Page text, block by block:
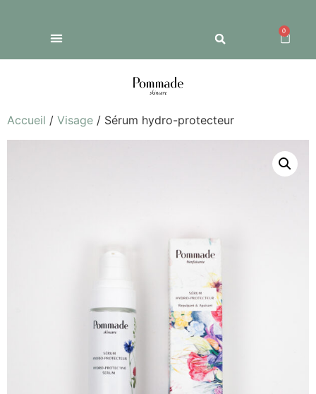
0
Accueil / Visage / Sérum hydro-protecteur